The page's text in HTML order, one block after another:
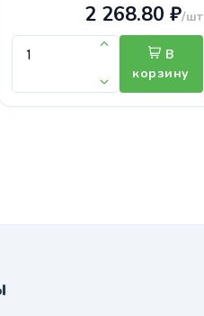
2 268.80 ₽/шт
В
корзину